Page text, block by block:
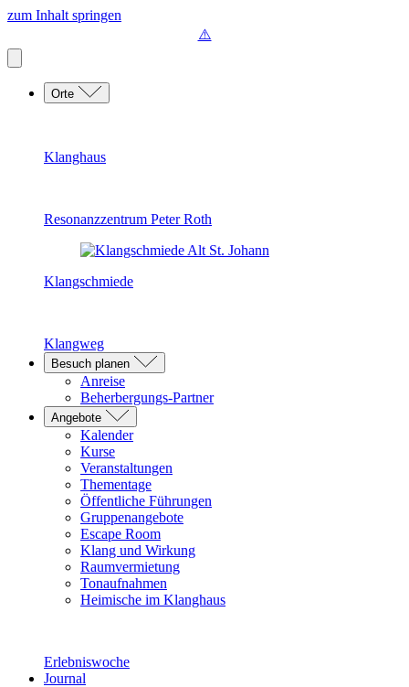
zum Inhalt springen
Orte
Klanghaus
Resonanzzentrum Peter Roth
Klangschmiede
Klangweg
Besuch planen
Anreise
Beherbergungs-Partner
Angebote
Kalender
Kurse
Veranstaltungen
Thementage
Öffentliche Führungen
Gruppenangebote
Escape Room
Klang und Wirkung
Raumvermietung
Tonaufnahmen
Heimische im Klanghaus
Erlebniswoche
Journal